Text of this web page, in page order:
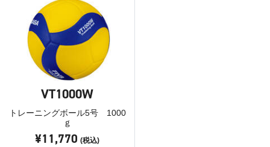
VT1000W
トレーニングボール5号 1000
ｇ
¥11,770 (税込)